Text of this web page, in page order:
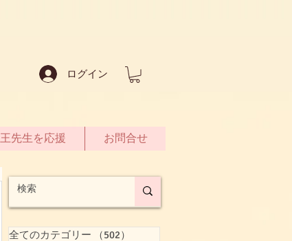
ログイン
王先生を応援 お問合せ
全てのカテゴリー （502）